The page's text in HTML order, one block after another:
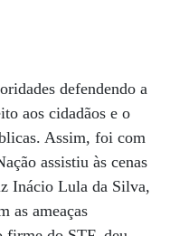
defendendo a
aos cidadãos e o
Assim, foi com
assistiu às cenas
Inácio Lula da Silva,
as ameaças